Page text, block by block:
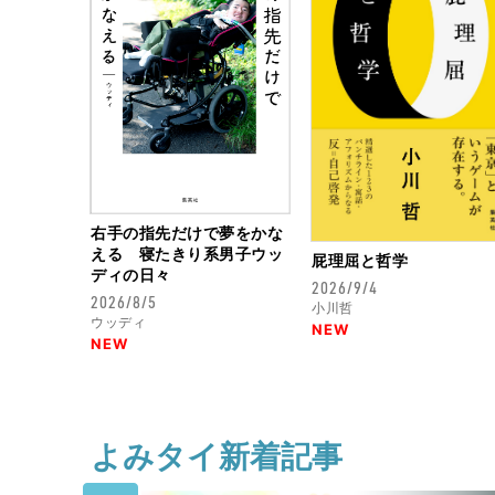
右手の指先だけで夢をかな
える 寝たきり系男子ウッ
ディの日々
2026/8/5
ウッディ
NEW
屁理屈と哲学
2026/9/4
小川哲
NEW
よみタイ新着記事